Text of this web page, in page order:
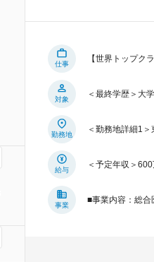
仕事
【世界トップク
対象
＜最終学歴＞大
勤務地
＜勤務地詳細1
給与
＜予定年収＞
事業
■事業内容：総合